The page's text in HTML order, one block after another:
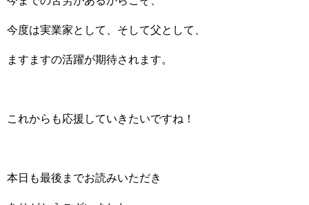
今度は実業家として、そして父として、
ますますの活躍が期待されます。
これからも応援していきたいですね！
本日も最後までお読みいただき